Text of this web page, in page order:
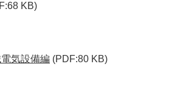
KB)
気設備編 (PDF:80 KB)